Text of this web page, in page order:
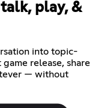
play, &
into topic-
release, share
— without